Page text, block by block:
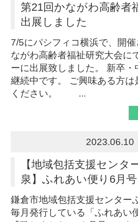
第21回かながわ高齢者
出展しました
7/5にパシフィコ横浜で、開
ながわ高齢者福祉研究大会に
ーに出展致しました。 新卒・
継続中です。 ご興味ある方は
ください。 ...
2023.06.10
【地域包括支援センタ
泉】ふれあい便り6月号
鎌倉市地域包括支援センター
毎月発行している「ふれあい